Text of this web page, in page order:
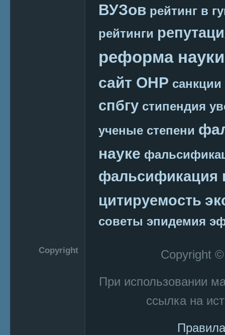
ВУЗов рейтинг в
рейтинги
реформа науки
сайт ОНР санкции
спбгу стипендия
ученые степени
науке
фальсификация
цитируемость
советы эпидемия
Copyright
Copyright
При использовании
ссылка на